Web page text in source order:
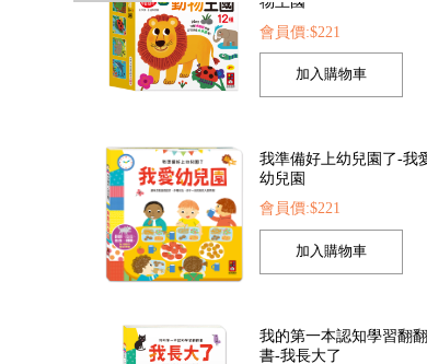
我準備好上幼兒園了-我愛
幼兒園
會員價:$221
我的第一本認知學習翻翻
書-我長大了
會員價:$221